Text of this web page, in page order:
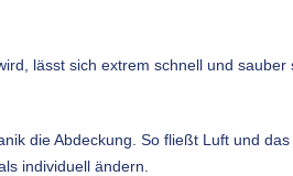
lässt sich extrem schnell und sauber
die Abdeckung. So fließt Luft und
individuell ändern.